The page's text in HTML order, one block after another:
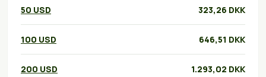
50 USD 323,26 DKK
100 USD 646,51 DKK
200 USD 1.293,02 DKK